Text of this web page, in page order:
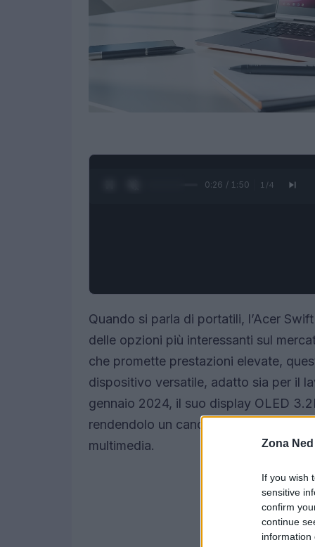
Zona Ned
If you wish
sensitive
confirm
continue
information
0:27 / 1:50 1 /4
Quando si parla di portatili, l’Acer
delle opzioni più interessanti sul
che promette prestazioni elevate,
dispositivo versatile, adatto sia per il
gennaio 2024, il suo display OLED
rendendolo un candidato ideale per
multimedia.